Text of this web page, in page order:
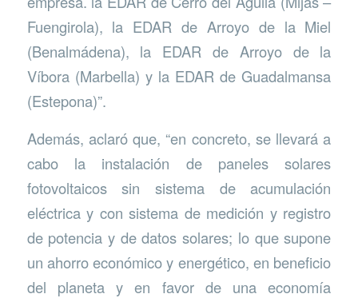
Fuengirola), la EDAR de Arroyo de la Miel
(Benalmádena), la EDAR de Arroyo de la
Víbora (Marbella) y la EDAR de Guadalmansa
(Estepona)”.
Además, aclaró que, “en concreto, se llevará a
cabo la instalación de paneles solares
fotovoltaicos sin sistema de acumulación
eléctrica y con sistema de medición y registro
de potencia y de datos solares; lo que supone
un ahorro económico y energético, en beneficio
del planeta y en favor de una economía